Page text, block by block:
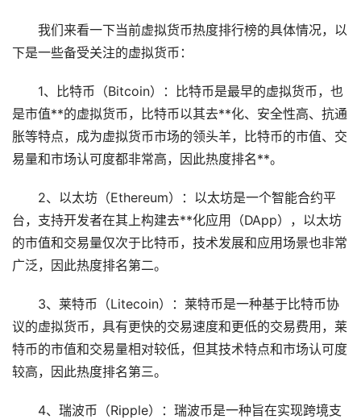
我们来看一下当前虚拟货币热度排行榜的具体情况，以
下是一些备受关注的虚拟货币：
1、比特币（Bitcoin）：比特币是最早的虚拟货币，也
是市值**的虚拟货币，比特币以其去**化、安全性高、抗通
胀等特点，成为虚拟货币市场的领头羊，比特币的市值、交
易量和市场认可度都非常高，因此热度排名**。
2、以太坊（Ethereum）：以太坊是一个智能合约平
台，支持开发者在其上构建去**化应用（DApp），以太坊
的市值和交易量仅次于比特币，技术发展和应用场景也非常
广泛，因此热度排名第二。
3、莱特币（Litecoin）：莱特币是一种基于比特币协
议的虚拟货币，具有更快的交易速度和更低的交易费用，莱
特币的市值和交易量相对较低，但其技术特点和市场认可度
较高，因此热度排名第三。
4、瑞波币（Ripple）：瑞波币是一种旨在实现跨境支